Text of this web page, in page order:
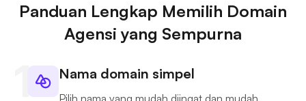
Panduan Lengkap Memilih Domain
Agensi yang Sempurna
Nama domain simpel